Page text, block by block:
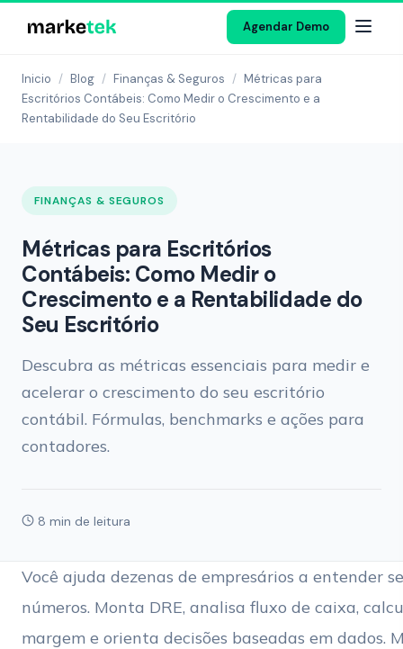
Agendar Demo
Inicio / Blog / Finanças & Seguros / Métricas para
Escritórios Contábeis: Como Medir o Crescimento e a
Rentabilidade do Seu Escritório
FINANÇAS & SEGUROS
Métricas para Escritórios
Contábeis: Como Medir o
Crescimento e a Rentabilidade do
Seu Escritório
Descubra as métricas essenciais para medir e
acelerar o crescimento do seu escritório
contábil. Fórmulas, benchmarks e ações para
contadores.
8 min de leitura
Você ajuda dezenas de empresários a entender
números. Monta DRE, analisa fluxo de caixa,
margem e orienta decisões baseadas em dados.